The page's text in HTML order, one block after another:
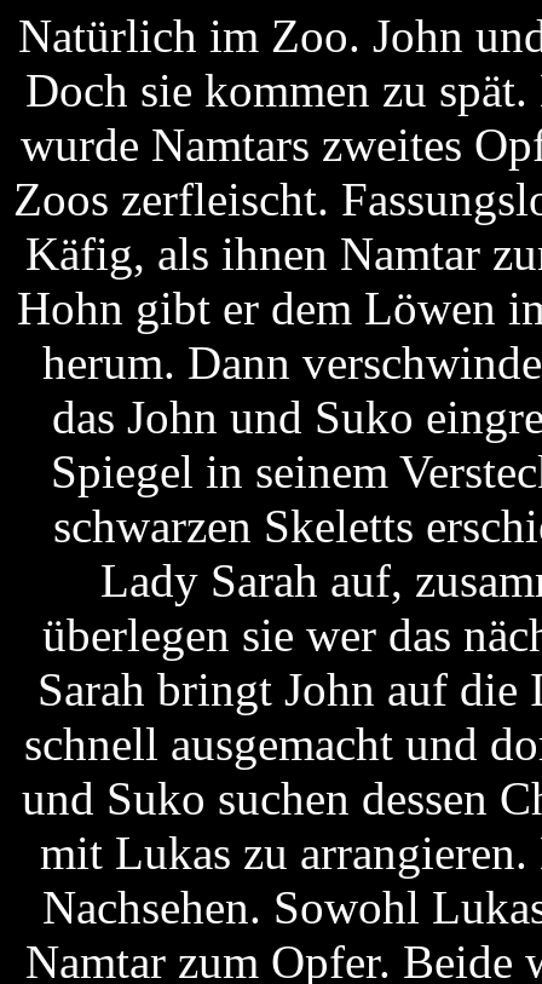
Natürlich im Zoo. John
Doch sie kommen zu
wurde Namtars zweites
Zoos zerfleischt.
Käfig, als ihnen Namtar
Hohn gibt er dem Löwen
herum. Dann
das John und Suko
Spiegel in seinem
schwarzen Skeletts
Lady Sarah auf,
überlegen sie wer das
Sarah bringt John auf die
schnell ausgemacht und
und Suko suchen dessen
mit Lukas zu arrangieren.
Nachsehen. Sowohl
Namtar zum Opfer. Beide